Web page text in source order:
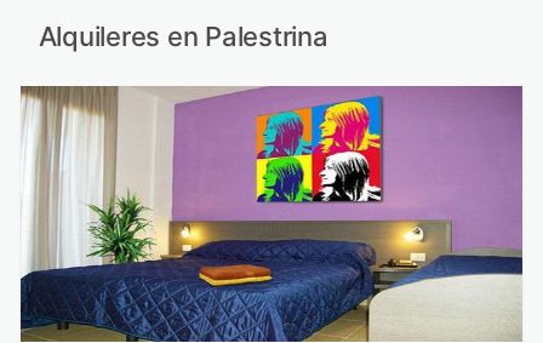
Alquileres en Palestrina